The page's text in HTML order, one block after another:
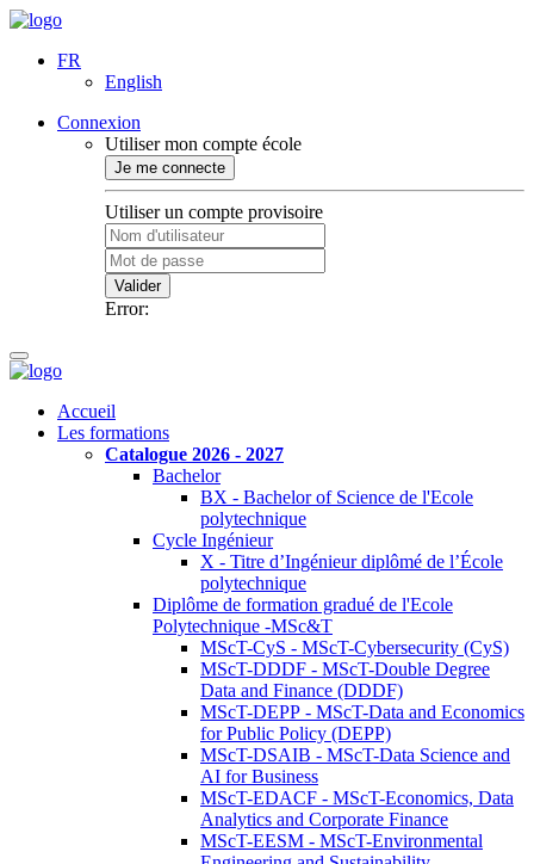
FR
English
Connexion
Utiliser mon compte école
Je me connecte
Utiliser un compte provisoire
Valider
Error:
Accueil
Les formations
Catalogue 2026 - 2027
Bachelor
BX - Bachelor of Science de l'Ecole
polytechnique
Cycle Ingénieur
X - Titre d’Ingénieur diplômé de l’École
polytechnique
Diplôme de formation gradué de l'Ecole
Polytechnique -MSc&T
MScT-CyS - MScT-Cybersecurity (CyS)
MScT-DDDF - MScT-Double Degree
Data and Finance (DDDF)
MScT-DEPP - MScT-Data and Economics
for Public Policy (DEPP)
MScT-DSAIB - MScT-Data Science and
AI for Business
MScT-EDACF - MScT-Economics, Data
Analytics and Corporate Finance
MScT-EESM - MScT-Environmental